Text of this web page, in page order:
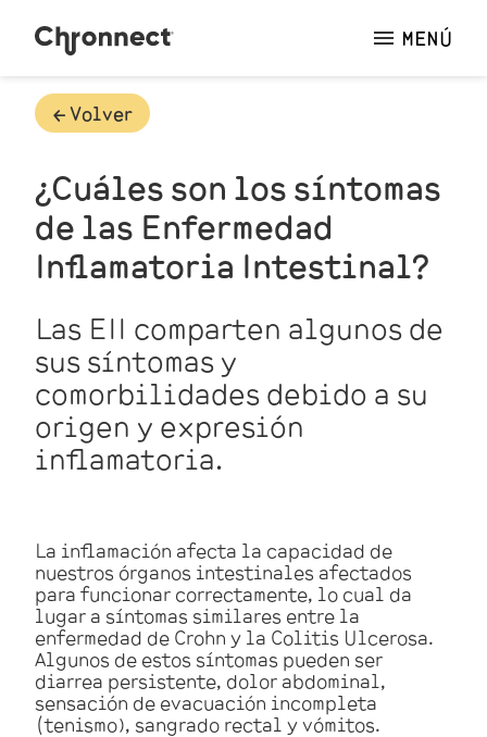
MENÚ
🡠 Volver
¿Cuáles son los síntomas
de las Enfermedad
Inflamatoria Intestinal?
Las EII comparten algunos de
sus síntomas y
comorbilidades debido a su
origen y expresión
inflamatoria.
La inflamación afecta la capacidad de
nuestros órganos intestinales afectados
para funcionar correctamente, lo cual da
lugar a síntomas similares entre la
enfermedad de Crohn y la Colitis Ulcerosa.
Algunos de estos síntomas pueden ser
diarrea persistente, dolor abdominal,
sensación de evacuación incompleta
(tenismo), sangrado rectal y vómitos.